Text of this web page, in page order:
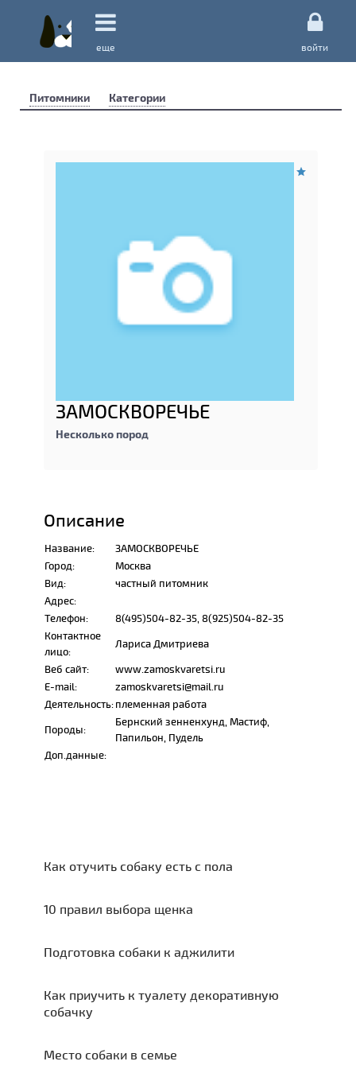
еще войти
Питомники Категории
ЗАМОСКВОРЕЧЬЕ
Несколько пород
Описание
Название:
ЗАМОСКВОРЕЧЬЕ
Город:
Москва
Вид:
частный питомник
Адрес:
Телефон:
8(495)504-82-35, 8(925)504-82-35
Контактное
лицо:
Лариса Дмитриева
Веб сайт:
www.zamoskvaretsi.ru
E-mail:
zamoskvaretsi@mail.ru
Деятельность:племенная работа
Породы:
Бернский зенненхунд, Мастиф,
Папильон, Пудель
Доп.данные:
Как отучить собаку есть с пола
10 правил выбора щенка
Подготовка собаки к аджилити
Как приучить к туалету декоративную
собачку
Место собаки в семье